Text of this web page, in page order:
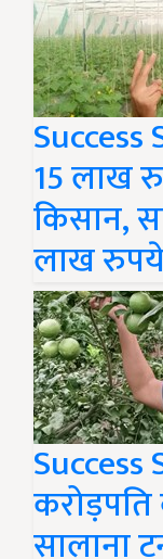
15 लाख
किसान,
लाख
सालाना